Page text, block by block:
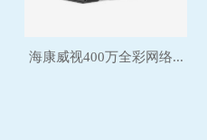
常见问题
海康威视400万全彩网络...